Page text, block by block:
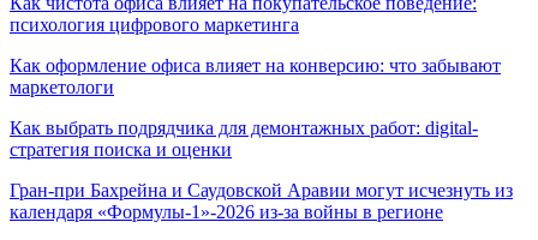
психология цифрового маркетинга
Как оформление офиса влияет на конверсию: что забывают
маркетологи
Как выбрать подрядчика для демонтажных работ: digital-
стратегия поиска и оценки
Гран-при Бахрейна и Саудовской Аравии могут исчезнуть из
календаря «Формулы-1»-2026 из-за войны в регионе